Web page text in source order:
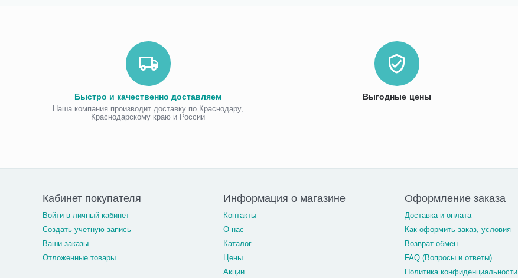
Быстро и качественно доставляем
Наша компания производит доставку по Краснодару,
Краснодарскому краю и России
Выгодные цены
Кабинет покупателя
Войти в личный кабинет
Создать учетную запись
Ваши заказы
Отложенные товары
Информация о магазине
Контакты
О нас
Каталог
Цены
Акции
Оформление заказа
Доставка и оплата
Как оформить заказ, условия
Возврат-обмен
FAQ (Вопросы и ответы)
Политика конфиденциальности